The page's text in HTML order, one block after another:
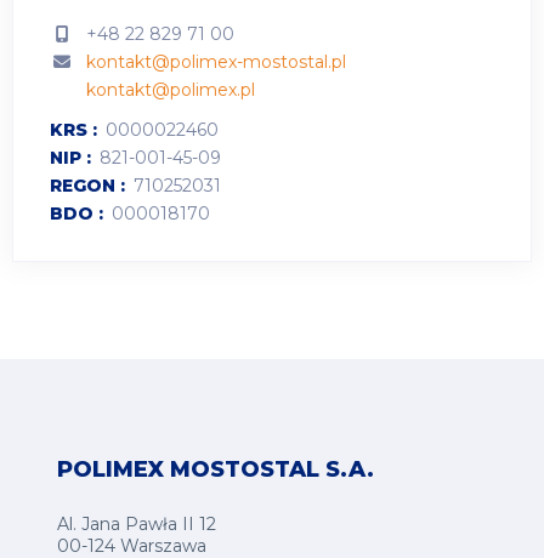
+48 22 829 71 00
kontakt@polimex-mostostal.pl
kontakt@polimex.pl
KRS
0000022460
NIP
821-001-45-09
REGON
710252031
BDO
000018170
POLIMEX MOSTOSTAL S.A.
Al. Jana Pawła II 12
00-124 Warszawa